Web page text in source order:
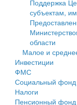
Здравоохранение
Социальная
Фотоальбом
Муниципальный
Муниципальные
Проекты
Антимонопольный
Противодействие
среднего
среднего
Муниципальные
Контрольно-
Поддержка
субъектам,
области
Малое и
Инвестиции
ФМС
Социальный фонд
Налоги
Пенсионный фонд